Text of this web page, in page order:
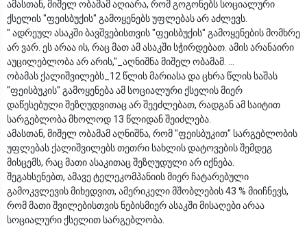
ამასთან, მიშელ ობამამ აღიარა, რომ გოგონებს სოციალური
ქსელის "ფეისბუქის" გამოყენებს უფლებას არ აძლევს.
" ადრეულ ასაკში ბავშვებისთვის "ფეისბუქის" გამოყენების მომხრე
არ ვარ. ეს არაა ის, რაც მათ ამ ასაკში სჭირდებათ. ამის არანაირი
აუცილებლობა არ არის,"_აღნიშნა მიშელ ობამამ. ...
ობამას ქალიშვილებს_12 წლის მარიასა და ცხრა წლის საშას
"ფეისბუკის" გამოყენება ამ სოციალური ქსელის მიერ
დაწესებული შეზღუდვითაც არ შეეძლებათ, რადგან ამ საიტით
სარგებლობა მხოლოდ 13 წლიდან შეიძლება.
ამასთან, მიშელ ობამამ აღნიშნა, რომ "ფეისბუკით" სარგებლობის
უფლებას ქალიშვილებს თეთრი სახლის დატოვების შემდეგ
მისცემს, რაც მათი ასაკითაც შეზღუდული არ იქნება.
შეგახსენებთ, ამავე ტელეკომპანიის მიერ ჩატარებული
გამოკვლევის მიხედვით, ამერიკელი მშობლების 43 % მიიჩნევს,
რომ მათი შვილებისთვის ნებისმიერ ასაკში მისაღები არაა
სოციალური ქსელით სარგებლობა.